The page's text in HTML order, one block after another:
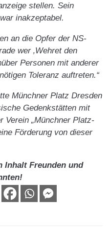
stellen. Sein
inakzeptabel.
an die Opfer der NS-
wer ‚Wehret den
Personen mit anderer
Toleranz auftreten.“
Münchner Platz Dresden
Gedenkstätten mit
Verein „Münchner Platz-
Förderung von dieser
Inhalt Freunden und